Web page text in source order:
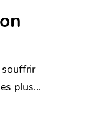
souffrir
plus...